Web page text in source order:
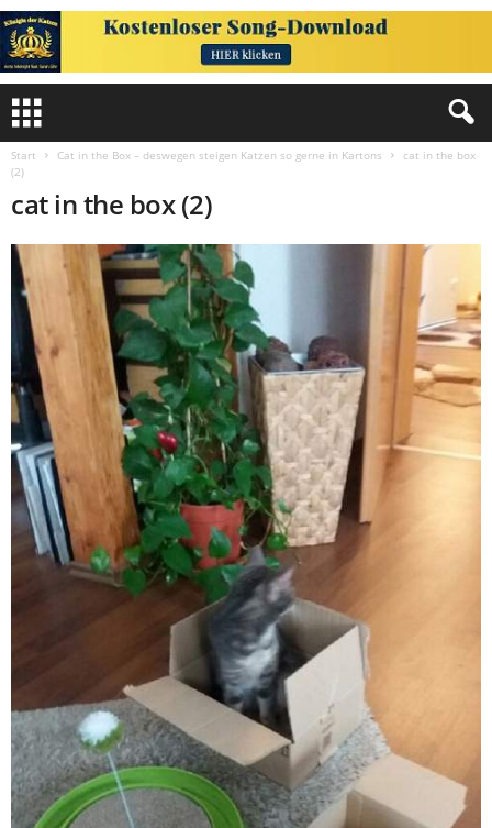
Start Cat in the Box – deswegen steigen Katzen so gerne in Kartons
cat in the box
(2)
cat in the box (2)